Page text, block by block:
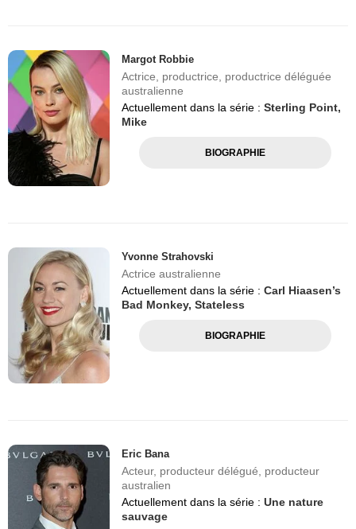
Margot Robbie
Actrice, productrice, productrice déléguée
australienne
Actuellement dans la série :Sterling Point,
Mike
BIOGRAPHIE
Yvonne Strahovski
Actrice australienne
Actuellement dans la série :Carl Hiaasen’s
Bad Monkey,Stateless
BIOGRAPHIE
Eric Bana
Acteur, producteur délégué, producteur
australien
Actuellement dans la série :Une nature
sauvage